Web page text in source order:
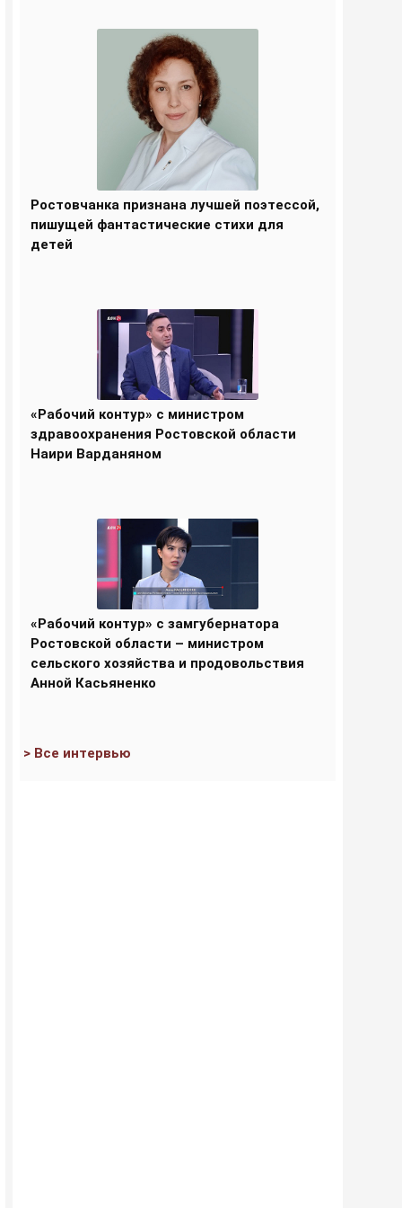
Ростовчанка признана лучшей поэтессой,
пишущей фантастические стихи для
детей
«Рабочий контур» с министром
здравоохранения Ростовской области
Наири Варданяном
«Рабочий контур» с замгубернатора
Ростовской области – министром
сельского хозяйства и продовольствия
Анной Касьяненко
> Все интервью